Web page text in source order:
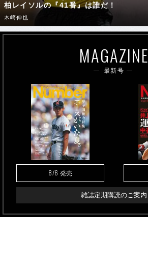
柏レイソルの『41番』は誰だ！
木崎伸也
MAGAZINE
最新号
8/6 発売
雑誌定期購読のご案内